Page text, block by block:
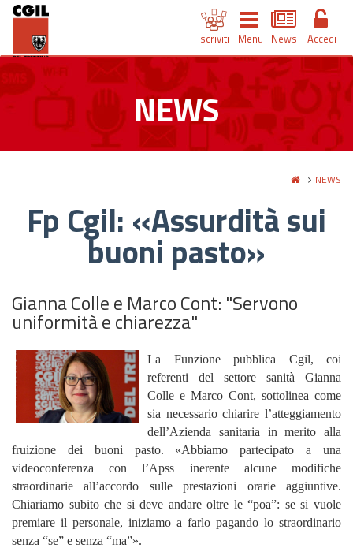
Iscriviti Menu News Accedi
NEWS
NEWS
Fp Cgil: «Assurdità sui
buoni pasto»
Gianna Colle e Marco Cont: "Servono
uniformità e chiarezza"
La Funzione pubblica Cgil, coi
referenti del settore sanità Gianna
Colle e Marco Cont, sottolinea come
sia necessario chiarire l’atteggiamento
dell’Azienda sanitaria in merito alla
fruizione dei buoni pasto. «Abbiamo partecipato a una
videoconferenza con l’Apss inerente alcune modifiche
straordinarie all’accordo sulle prestazioni orarie aggiuntive.
Chiariamo subito che si deve andare oltre le “poa”: se si vuole
premiare il personale, iniziamo a farlo pagando lo straordinario
senza “se” e senza “ma”».